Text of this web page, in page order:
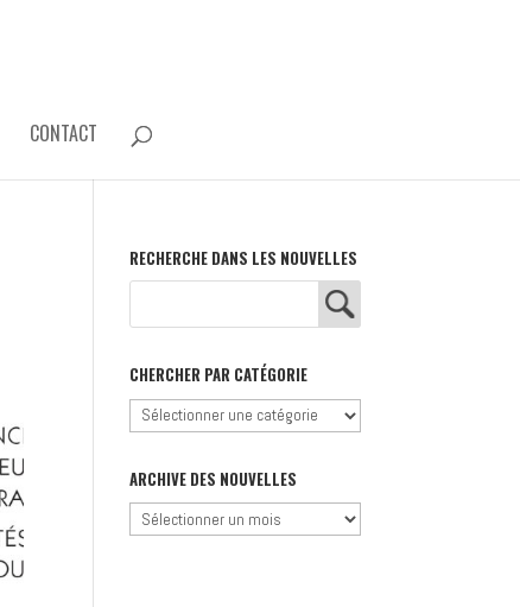
CONTACT
RECHERCHE DANS LES NOUVELLES
CHERCHER PAR CATÉGORIE
Chercher
catégorie
ARCHIVE DES NOUVELLES
Archive